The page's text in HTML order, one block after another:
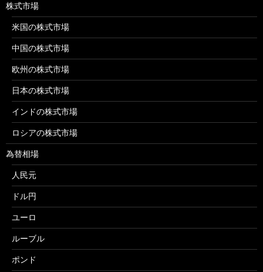
株式市場
米国の株式市場
中国の株式市場
欧州の株式市場
日本の株式市場
インドの株式市場
ロシアの株式市場
為替相場
人民元
ドル円
ユーロ
ルーブル
ポンド